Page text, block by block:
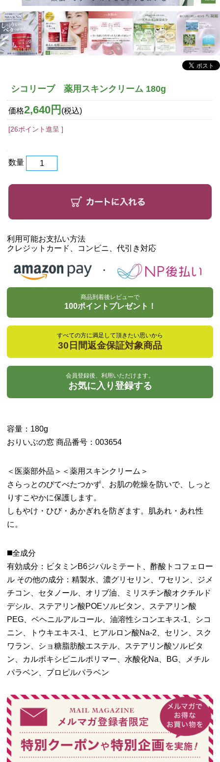
シコリーブ 薬用スキンクリーム 180g
価格2,640円 (税込)
[26ポイント進呈 ]
数量
利用可能お支払い方法
クレジットカード、コンビニ、代引き対応
商品到着後レビューで
100ポイントプレゼント！
すべての方に満足して頂きたい思いから
30日間返金保証対象商品
会員登録後、利用いただけます。
お気に入り登録する
容量：180g
おりいぶの窓 商品番号：003654
＜医薬部外品＞＜薬用スキンクリーム＞
さらっとのびてべたつかず、お肌の乾燥を防いで、しっと
りすこやかに保護します。
しもやけ・ひび・あかぎれを防ぎます。肌あれ・あれ性
に。
◼️全成分
有効成分：ビタミンB6ジパルミテート、酢酸トコフェロー
ル その他の成分：精製水、濃グリセリン、ワセリン、ジメ
チコン、セタノール、オリブ油、ミリスチン酸オクチルド
デシル、ステアリン酸POEソルビタン、ステアリン酸
PEG、ベヘニルアルコール、油溶性シコンエキス-1、シコ
ニン、トウキエキス-1、ヒアルロン酸Na-2、セリン、スク
ワラン、ショ糖脂肪酸エステル、ステアリン酸ソルビタ
ン、カルボキシビニルポリマー、水酸化Na、BG、メチル
パラベン、プロピルパラベン